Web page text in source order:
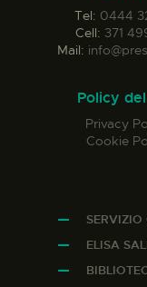
Tel: 0444
Cell: 371
Mail:
Policy
Privacy
Cookie
SERVIZIO
ELISA